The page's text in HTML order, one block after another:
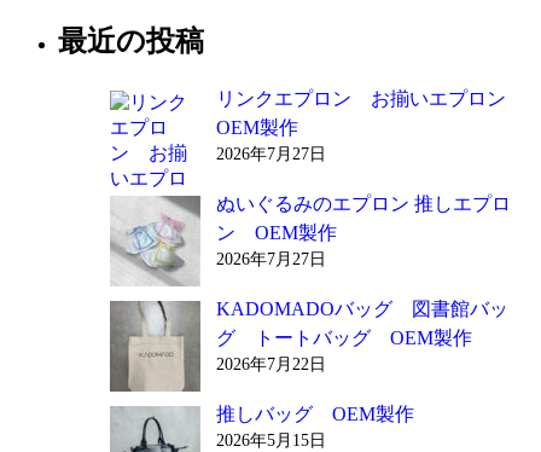
最近の投稿
リンクエプロン お揃いエプロン
OEM製作
2026年7月27日
ぬいぐるみのエプロン 推しエプロ
ン OEM製作
2026年7月27日
KADOMADOバッグ 図書館バッ
グ トートバッグ OEM製作
2026年7月22日
推しバッグ OEM製作
2026年5月15日